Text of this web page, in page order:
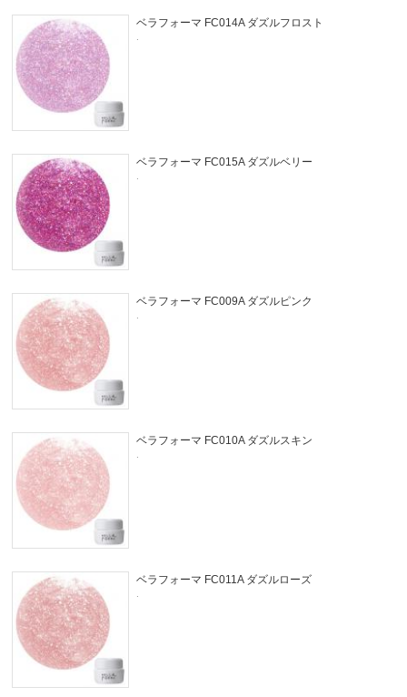
ベラフォーマ FC014A ダズルフロスト
.
ベラフォーマ FC015A ダズルベリー
.
ベラフォーマ FC009A ダズルピンク
.
ベラフォーマ FC010A ダズルスキン
.
ベラフォーマ FC011A ダズルローズ
.